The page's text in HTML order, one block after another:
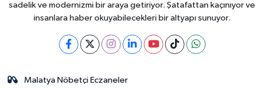
sadelik ve modernizmi bir araya getiriyor. Şatafattan kaçınıyor ve
insanlara haber okuyabilecekleri bir altyapı sunuyor.
Malatya Nöbetçi Eczaneler